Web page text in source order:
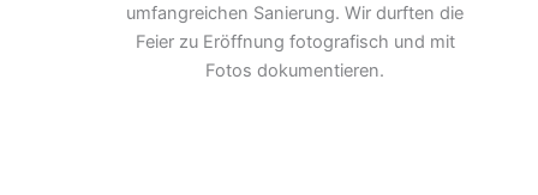
umfangreichen Sanierung. Wir durften die
Feier zu Eröffnung fotografisch und mit
Fotos dokumentieren.